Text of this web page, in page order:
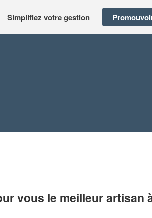
Simplifiez votre gestion
vous le meilleur artisan